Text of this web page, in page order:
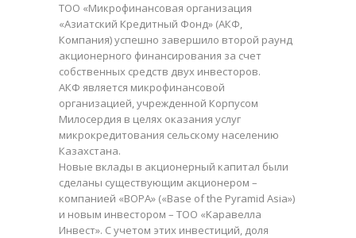
ТОО «Микрофинансовая организация
«Азиатский Кредитный Фонд» (АКФ,
Компания) успешно завершило второй раунд
акционерного финансирования за счет
собственных средств двух инвесторов.
АКФ является микрофинансовой
организацией, учрежденной Корпусом
Милосердия в целях оказания услуг
микрокредитования сельскому населению
Казахстана.
Новые вклады в акционерный капитал были
сделаны существующим акционером –
компанией «BOPA» («Base of the Pyramid Asia»)
и новым инвестором – ТОО «Kаравелла
Инвест». С учетом этих инвестиций, доля